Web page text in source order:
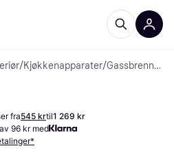
/Kjøkkenapparater/ Gassbrennere
fra545 krtil1 269 kr
96 kr med